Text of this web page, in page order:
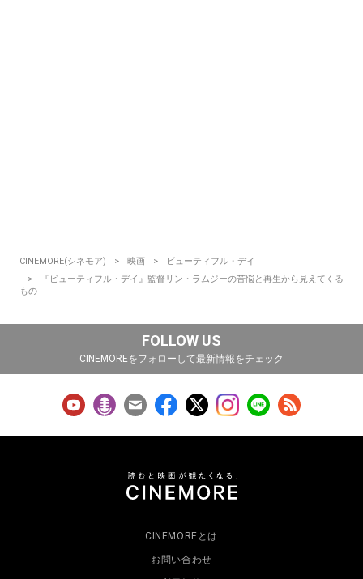
CINEMORE(シネモア) 映画
ビューティフル・デイ
『ビューティフル・デイ』監督リン・ラムジーの苦悩と再生から見えてくる
もの
FOLLOW US
CINEMOREをフォローして最新情報をチェック
CINEMOREとは
お問い合わせ